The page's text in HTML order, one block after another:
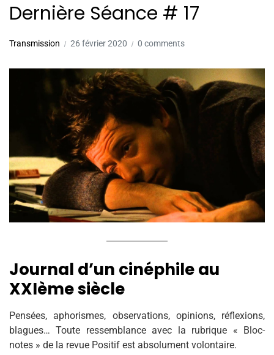
Dernière Séance # 17
Transmission 26 février 2020 0 comments
Journal d’un cinéphile au
XXIème siècle
Pensées, aphorismes, observations, opinions, réflexions,
blagues… Toute ressemblance avec la rubrique « Bloc-
notes » de la revue Positif est absolument volontaire.